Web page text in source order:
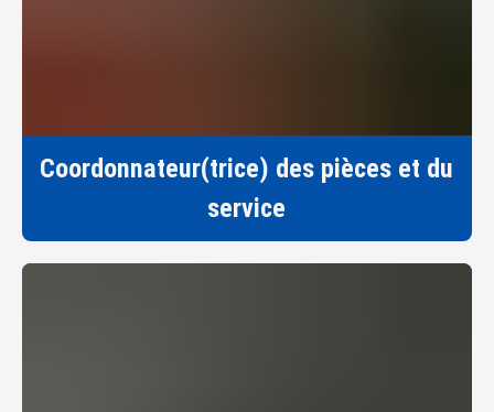
Coordonnateur(trice) des pièces et du
service